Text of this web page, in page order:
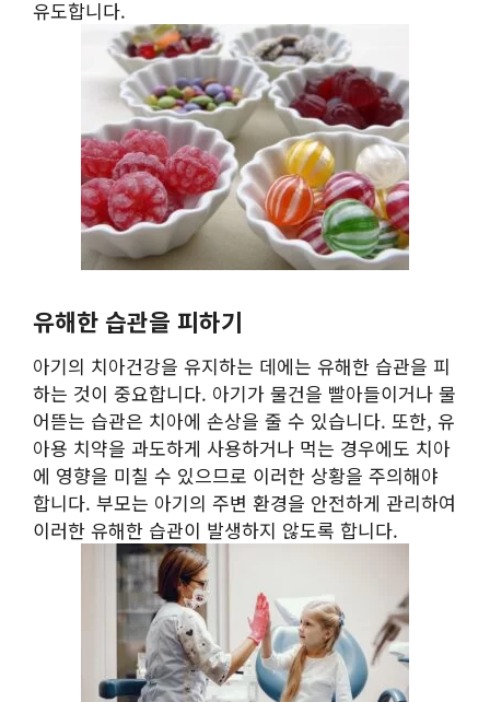
유도합니다.
유해한 습관을 피하기
아기의 치아건강을 유지하는 데에는 유해한 습관을 피
하는 것이 중요합니다. 아기가 물건을 빨아들이거나 물
어뜯는 습관은 치아에 손상을 줄 수 있습니다. 또한, 유
아용 치약을 과도하게 사용하거나 먹는 경우에도 치아
에 영향을 미칠 수 있으므로 이러한 상황을 주의해야
합니다. 부모는 아기의 주변 환경을 안전하게 관리하여
이러한 유해한 습관이 발생하지 않도록 합니다.